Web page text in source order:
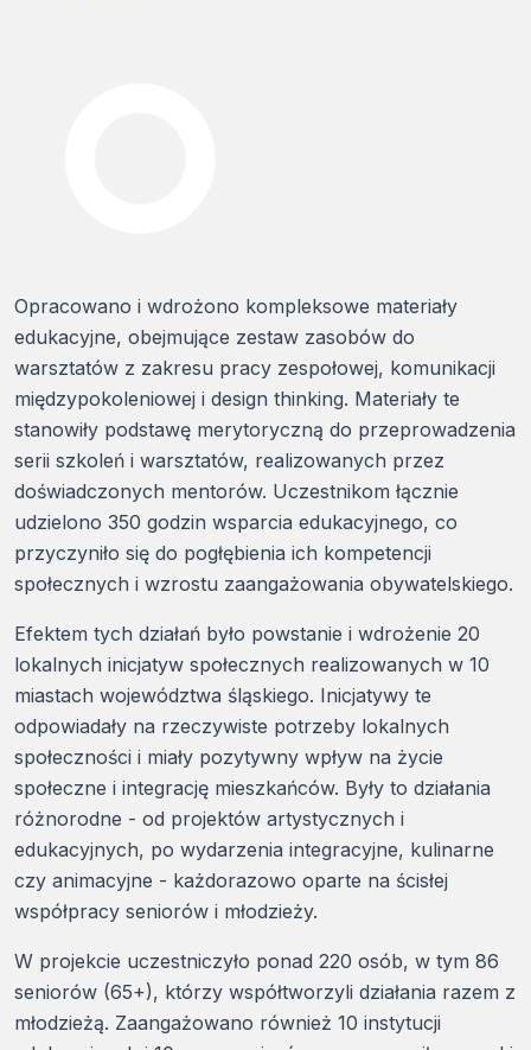
Opracowano i wdrożono kompleksowe materiały
edukacyjne, obejmujące zestaw zasobów do
warsztatów z zakresu pracy zespołowej, komunikacji
międzypokoleniowej i design thinking. Materiały te
stanowiły podstawę merytoryczną do przeprowadzenia
serii szkoleń i warsztatów, realizowanych przez
doświadczonych mentorów. Uczestnikom łącznie
udzielono 350 godzin wsparcia edukacyjnego, co
przyczyniło się do pogłębienia ich kompetencji
społecznych i wzrostu zaangażowania obywatelskiego.
Efektem tych działań było powstanie i wdrożenie 20
lokalnych inicjatyw społecznych realizowanych w 10
miastach województwa śląskiego. Inicjatywy te
odpowiadały na rzeczywiste potrzeby lokalnych
społeczności i miały pozytywny wpływ na życie
społeczne i integrację mieszkańców. Były to działania
różnorodne - od projektów artystycznych i
edukacyjnych, po wydarzenia integracyjne, kulinarne
czy animacyjne - każdorazowo oparte na ścisłej
współpracy seniorów i młodzieży.
W projekcie uczestniczyło ponad 220 osób, w tym 86
seniorów (65+), którzy współtworzyli działania razem z
młodzieżą. Zaangażowano również 10 instytucji